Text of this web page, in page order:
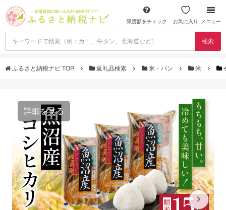
限度額をチェック お気に入り メニュー
検索
ふるさと納税ナビ TOP 返礼品検索 米・パン 米
詳細を見る